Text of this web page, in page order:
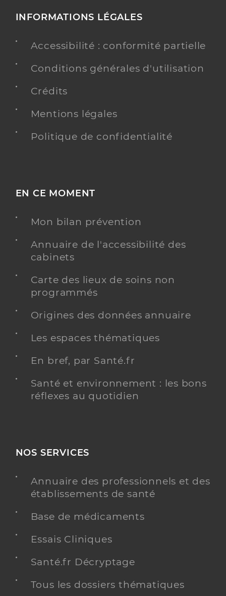
INFORMATIONS LÉGALES
Accessibilité : conformité partielle
Conditions générales d'utilisation
Crédits
Mentions légales
Politique de confidentialité
EN CE MOMENT
Mon bilan prévention
Annuaire de l'accessibilité des
cabinets
Carte des lieux de soins non
programmés
Origines des données annuaire
Les espaces thématiques
En bref, par Santé.fr
Santé et environnement : les bons
réflexes au quotidien
NOS SERVICES
Annuaire des professionnels et des
établissements de santé
Base de médicaments
Essais Cliniques
Santé.fr Décryptage
Tous les dossiers thématiques